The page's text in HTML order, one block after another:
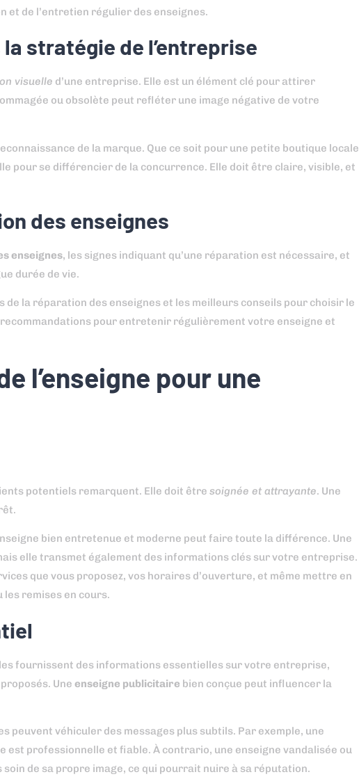
et de l’entretien régulier des enseignes.
la stratégie de l’entreprise
visuelle d’une entreprise. Elle est un élément clé pour attirer
ou obsolète peut refléter une image négative de votre
de la marque. Que ce soit pour une petite boutique locale
pour se différencier de la concurrence. Elle doit être claire, visible, et
des enseignes
enseignes, les signes indiquant qu’une réparation est nécessaire, et
durée de vie.
la réparation des enseignes et les meilleurs conseils pour choisir le
pour entretenir régulièrement votre enseigne et
l’enseigne pour une
potentiels remarquent. Elle doit être soignée et attrayante. Une
bien entretenue et moderne peut faire toute la différence. Une
elle transmet également des informations clés sur votre entreprise.
que vous proposez, vos horaires d’ouverture, et même mettre en
remises en cours.
fournissent des informations essentielles sur votre entreprise,
Une enseigne publicitaire bien conçue peut influencer la
peuvent véhiculer des messages plus subtils. Par exemple, une
est professionnelle et fiable. À contrario, une enseigne vandalisée ou
de sa propre image, ce qui pourrait nuire à sa réputation.